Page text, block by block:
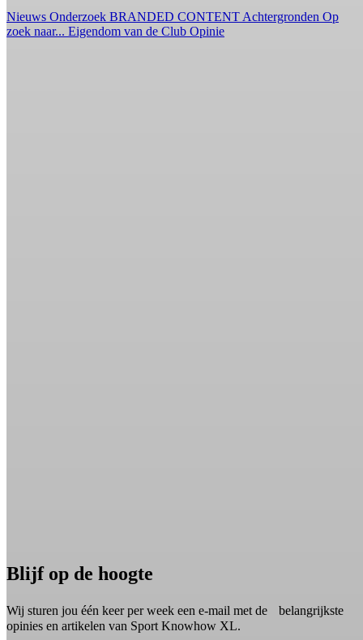
Nieuws Onderzoek BRANDED CONTENT Achtergronden Op
zoek naar... Eigendom van de Club Opinie
Blijf op de hoogte
Wij sturen jou één keer per week een e-mail met de belangrijkste
opinies en artikelen van Sport Knowhow XL.